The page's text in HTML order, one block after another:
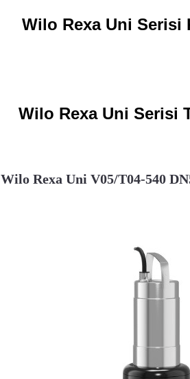
Wilo Rexa Uni Serisi
Wilo Rexa Uni Serisi
Wilo Rexa Uni V05/T04-540